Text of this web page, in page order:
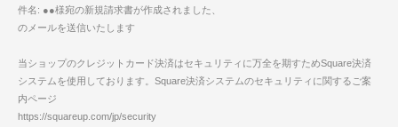
件名: ●●様宛の新規請求書が作成されました、
のメールを送信いたします
当ショップのクレジットカード決済はセキュリティに万全を期すためSquare決済
システムを使用しております。Square決済システムのセキュリティに関するご案
内ページ
https://squareup.com/jp/security